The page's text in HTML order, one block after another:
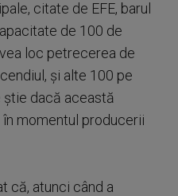
citate de EFE, barul
de 100 de
loc petrecerea de
şi alte 100 pe
ştie dacă această
momentul producerii
că, atunci când a